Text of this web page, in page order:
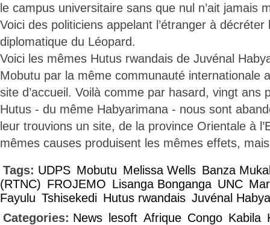
le campus universitaire sans que nul n’ait jamais
Voici des politiciens appelant l’étranger à décréter
diplomatique du Léopard.
Voici les mêmes Hutus rwandais de Juvénal
Mobutu par la même communauté internationale
site d’accueil. Voilà comme par hasard, vingt ans
Hutus - du même Habyarimana - nous sont
leur trouvions un site, de la province Orientale à
mêmes causes produisent les mêmes effets,
Tags: UDPS Mobutu Melissa Wells Banza
(RTNC) FROJEMO Lisanga Bonganga UNC
Fayulu Tshisekedi Hutus rwandais Juvénal
Categories: News lesoft Afrique Congo Kabila